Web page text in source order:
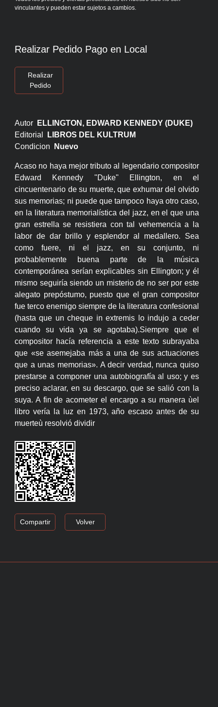
vinculantes y pueden estar sujetos a cambios.
Realizar Pedido Pago en Local
Realizar
Pedido
Autor
ELLINGTON, EDWARD KENNEDY (DUKE)
Editorial
LIBROS DEL KULTRUM
Condicion
Nuevo
Acaso no haya mejor tributo al legendario compositor
Edward Kennedy "Duke" Ellington, en el
cincuentenario de su muerte, que exhumar del olvido
sus memorias; ni puede que tampoco haya otro caso,
en la literatura memorialística del jazz, en el que una
gran estrella se resistiera con tal vehemencia a la
labor de dar brillo y esplendor al medallero. Sea
como fuere, ni el jazz, en su conjunto, ni
probablemente buena parte de la música
contemporánea serían explicables sin Ellington; y él
mismo seguiría siendo un misterio de no ser por este
alegato prepóstumo, puesto que el gran compositor
fue terco enemigo siempre de la literatura confesional
(hasta que un cheque in extremis lo indujo a ceder
cuando su vida ya se agotaba).Siempre que el
compositor hacía referencia a este texto subrayaba
que «se asemejaba más a una de sus actuaciones
que a unas memorias». A decir verdad, nunca quiso
prestarse a componer una autobiografía al uso; y es
preciso aclarar, en su descargo, que se salió con la
suya. A fin de acometer el encargo a su manera ùel
libro vería la luz en 1973, año escaso antes de su
muerteù resolvió dividir
Compartir Volver